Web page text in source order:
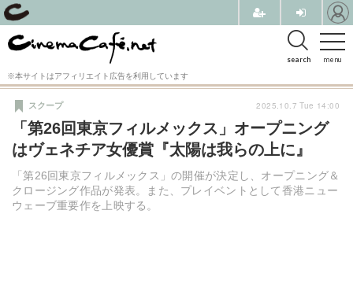
menu
search
※本サイトはアフィリエイト広告を利用しています
「第26回東京フィルメックス」オープニング
はヴェネチア女優賞『太陽は我らの上に』
「第26回東京フィルメックス」の開催が決定し、オープニング＆
クロージング作品が発表。また、プレイベントとして香港ニュー
ウェーブ重要作を上映する。
スクープ 2025.10.7 Tue 14:00